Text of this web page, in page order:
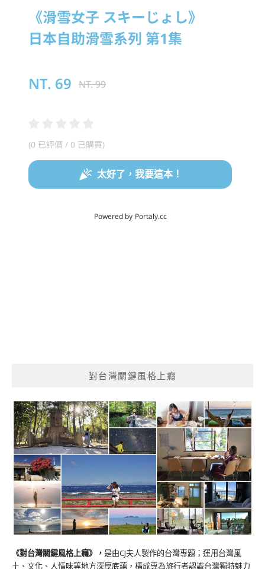
對台灣關鍵風格上癮
《對台灣關鍵風格上癮》 ， 是由CJ夫人製作的台灣專題；運用台灣風
土、文化、人情味等地方深厚底蘊，構成專為旅行者認識台灣獨特魅力